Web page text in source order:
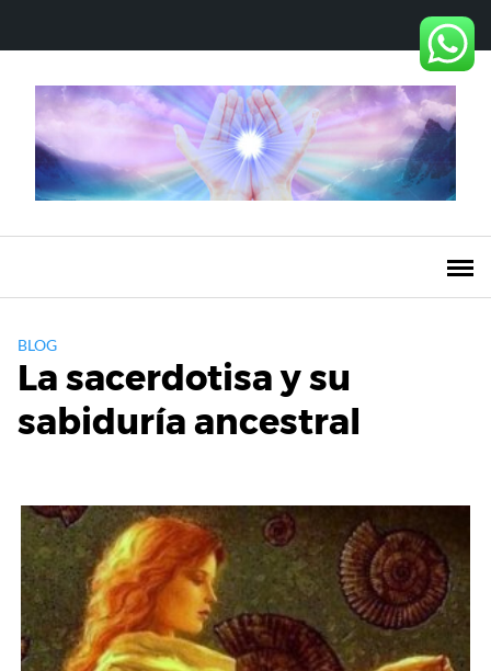
contenido
BLOG
La sacerdotisa y su
sabiduría ancestral